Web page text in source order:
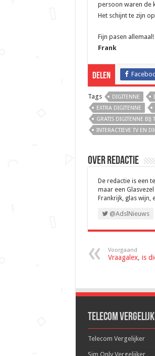
persoon waren de
Het schijnt te zijn
Fijn pasen allemaal!
Frank
Delen
Tags DIGITENNE
EXTRA DIGITENNE
GRATIS DIGITENNE BIJ
INTERACTIEVE TV EN
Over Redactie
De redactie is een
maar een
Frankrijk, glas wijn,
@AdslNieuws
Voorgaand
Vraagalex, is
Telecom
Telecom Vergelijker
Sim Only Vergelijker